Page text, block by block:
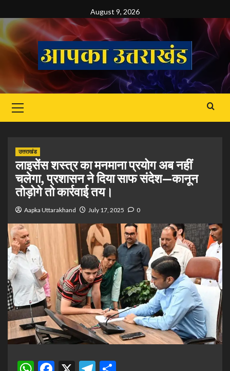
to
content
August 9, 2026
Menu
उत्तराखंड
लाइसेंस शस्त्र का मनमाना प्रयोग अब नहीं
चलेगा, प्रशासन ने दिया साफ संदेश—कानून
तोड़ोगे तो कार्रवाई तय।
Aapka Uttarakhand July 17, 2025 0